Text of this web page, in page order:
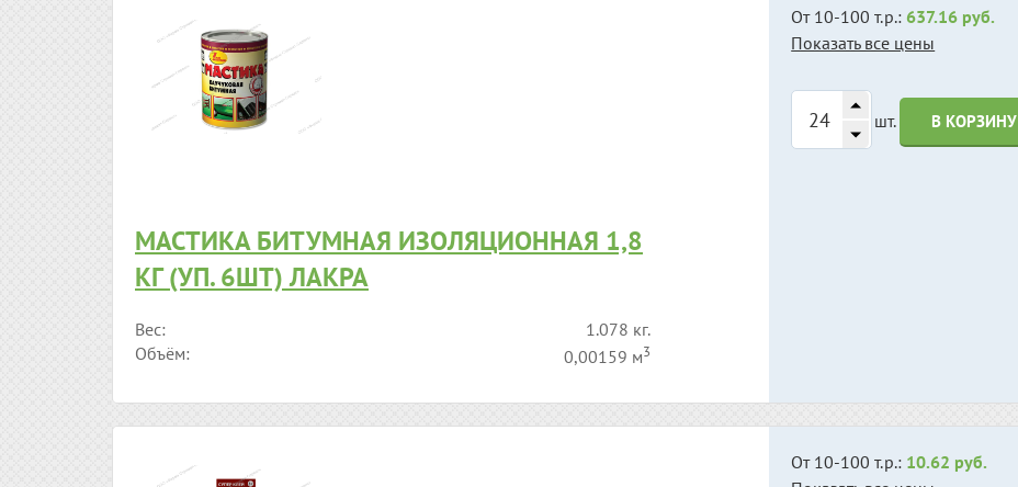
МАСТИКА БИТУМНАЯ ИЗОЛЯЦИОННАЯ 1,8
КГ (УП. 6ШТ) ЛАКРА
Вес:
1.078 кг.
Объём:
0,00159 м3
От 10-100 т.р.: 637.16 руб.
Показать все цены
шт. В КОРЗИНУ
От 10-100 т.р.: 10.62 руб.